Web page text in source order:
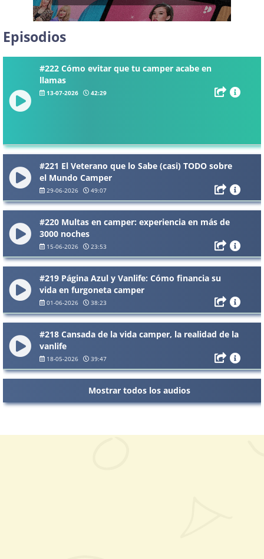
Episodios
#222 Cómo evitar que tu camper acabe en
llamas
13-07-2026 42:29
#221 El Veterano que lo Sabe (casi) TODO sobre
el Mundo Camper
29-06-2026 49:07
#220 Multas en camper: experiencia en más de
3000 noches
15-06-2026 23:53
#219 Página Azul y Vanlife: Cómo financia su
vida en furgoneta camper
01-06-2026 38:23
#218 Cansada de la vida camper, la realidad de la
vanlife
18-05-2026 39:47
Mostrar todos los audios